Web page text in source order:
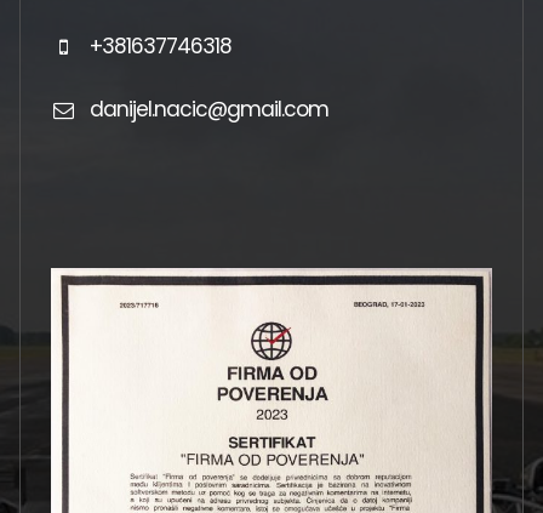
+381637746318
danijel.nacic@gmail.com